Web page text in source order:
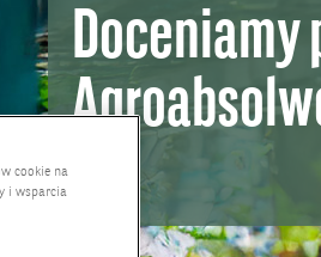
Doceniamy
cookie na
i wsparcia